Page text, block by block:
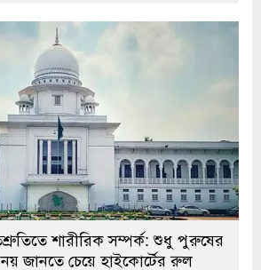
শারীরিক সম্পর্ক: শুধু পুরুষের
জানতে চেয়ে হাইকোর্টের রুল